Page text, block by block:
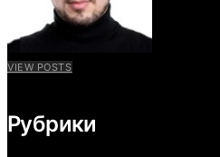
VIEW POSTS
Рубрики